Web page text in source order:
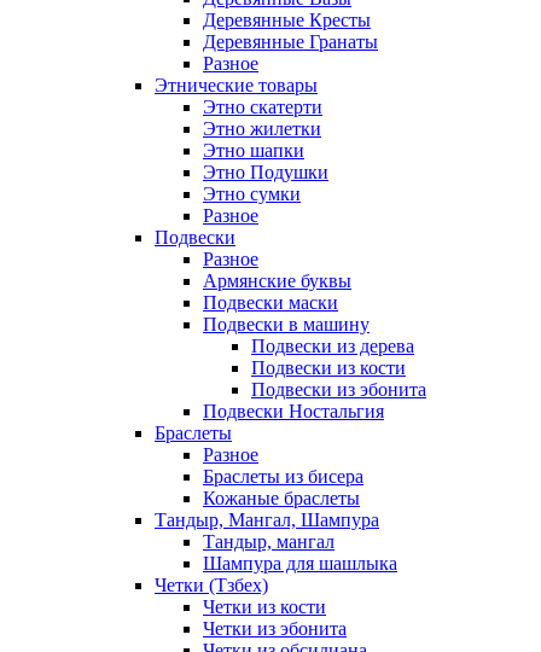
Деревянные Кресты
Деревянные Гранаты
Разное
Этнические товары
Этно скатерти
Этно жилетки
Этно шапки
Этно Подушки
Этно сумки
Разное
Подвески
Разное
Армянские буквы
Подвески маски
Подвески в машину
Подвески из дерева
Подвески из кости
Подвески из эбонита
Подвески Ностальгия
Браслеты
Разное
Браслеты из бисера
Кожаные браслеты
Тандыр, Мангал, Шампура
Тандыр, мангал
Шампура для шашлыка
Четки (Тзбех)
Четки из кости
Четки из эбонита